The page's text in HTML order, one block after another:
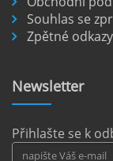
Letiště
číst :
Souhlas se
Zpětné odkazy
Newsletter
Přihlašte se k